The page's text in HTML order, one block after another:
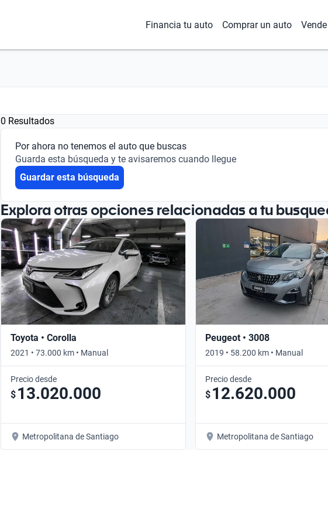
Financia tu auto Comprar un auto
0 Resultados
Por ahora no tenemos el auto que buscas
Guarda esta búsqueda y te avisaremos cuando llegue
Guardar esta búsqueda
Explora otras opciones relacionadas a tu
Toyota • Corolla
2021 • 73.000 km • Manual
Precio desde
$ 13.020.000
Metropolitana de Santiago
Peugeot • 3008
2019 • 58.200 km • Manual
Precio desde
$ 12.620.000
Metropolitana de Santiago